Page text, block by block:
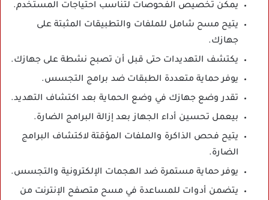
يمكن تخصيص الفحوصات لتناسب احتياجات المستخدم.
يتيح مسح شامل للملفات والتطبيقات المثبتة على
جهازك.
يكتشف التهديدات حتى قبل أن تصبح نشطة على جهازك.
يوفر حماية متعددة الطبقات ضد برامج التجسس.
تقدر وضع جهازك في وضع الحماية بعد اكتشاف التهديد.
بيعمل تحسين أداء الجهاز بعد إزالة البرامج الضارة.
يتيح فحص الذاكرة والملفات المؤقتة لاكتشاف البرامج
الضارة.
يوفر حماية مستمرة ضد الهجمات الإلكترونية والتجسس.
يتضمن أدوات للمساعدة في مسح متصفح الإنترنت من